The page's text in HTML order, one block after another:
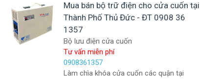
Mua bán bộ trữ điện cho cửa cuốn tại
Thành Phố Thủ Đức - ĐT 0908 36
1357
Bộ lưu điện cửa cuốn
Tư vấn miễn phí
0908361357
Làm chìa khóa cửa cuốn các quận tại